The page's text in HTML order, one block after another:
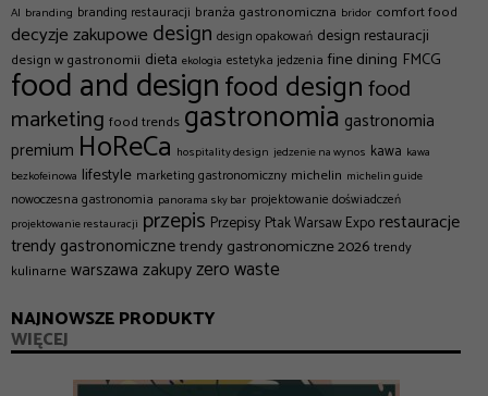
AI branding branding restauracji branża gastronomiczna bridor comfort food
decyzje zakupowe design design opakowań design restauracji
design w gastronomii dieta ekologia estetyka jedzenia fine dining FMCG
food and designfood designfood
marketing food trends gastronomia gastronomia
premium HoReCa hospitality design jedzenie na wynos kawa kawa
bezkofeinowa lifestyle marketing gastronomiczny michelin michelin guide
nowoczesna gastronomia panorama sky bar projektowanie doświadczeń
projektowanie restauracji przepis Przepisy Ptak Warsaw Exporestauracje
trendy gastronomicznetrendy gastronomiczne 2026trendy
kulinarnewarszawa zakupyzero waste
NAJNOWSZE PRODUKTY
WIĘCEJ